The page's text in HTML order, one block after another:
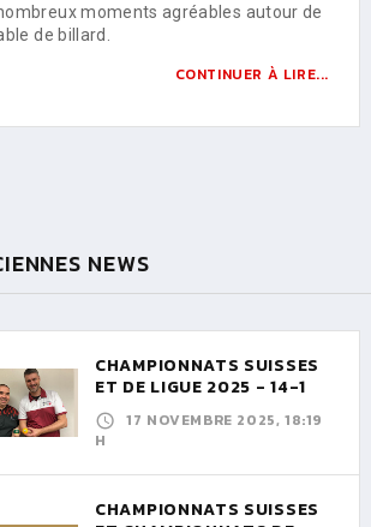
moments agréables autour de
de billard.
CONTINUER À LIRE...
NEWS
CHAMPIONNATS SUISSES
ET DE LIGUE 2025 - 14-1
17 NOVEMBRE 2025, 18:19
H
CHAMPIONNATS SUISSES